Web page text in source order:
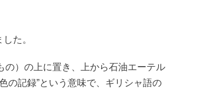
た。
）の上に置き、上から石油エーテル
の記録”という意味で、ギリシャ語の